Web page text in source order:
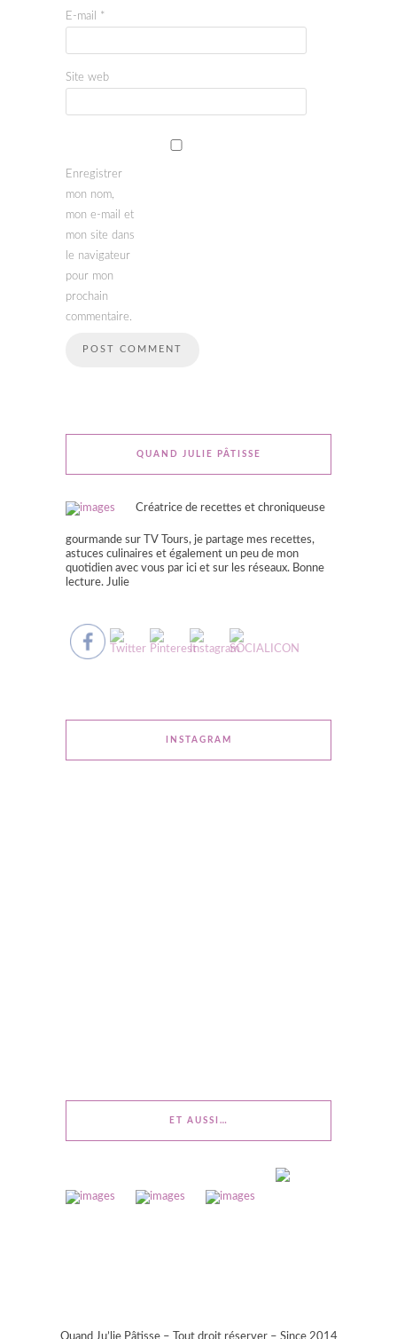
E-mail *
Site web
Enregistrer
mon nom,
mon e-mail et
mon site dans
le navigateur
pour mon
prochain
commentaire.
QUAND JULIE PÂTISSE
Créatrice de recettes et chroniqueuse
gourmande sur TV Tours, je partage mes recettes,
astuces culinaires et également un peu de mon
quotidien avec vous par ici et sur les réseaux. Bonne
lecture. Julie
INSTAGRAM
ET AUSSI…